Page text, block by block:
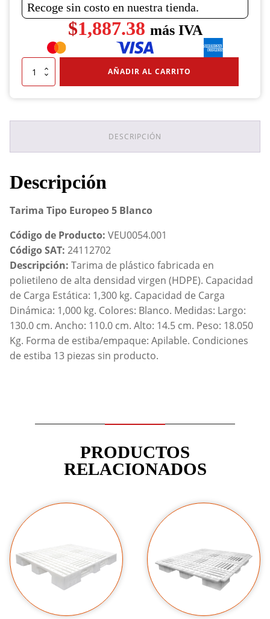
Recoge sin costo en nuestra tienda.
$1,887.38 más IVA
Tarima
5
AÑADIR AL CARRITO
DESCRIPCIÓN
Descripción
Tarima Tipo Europeo 5 Blanco
Código de Producto: VEU0054.001
Código SAT: 24112702
Descripción: Tarima de plástico fabricada en
polietileno de alta densidad virgen (HDPE). Capacidad
de Carga Estática: 1,300 kg. Capacidad de Carga
Dinámica: 1,000 kg. Colores: Blanco. Medidas: Largo:
130.0 cm. Ancho: 110.0 cm. Alto: 14.5 cm. Peso: 18.050
Kg. Forma de estiba/empaque: Apilable. Condiciones
de estiba 13 piezas sin producto.
PRODUCTOS
RELACIONADOS